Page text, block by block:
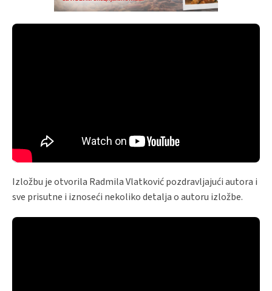
Izložbu je otvorila Radmila Vlatković pozdravljajući autora i
sve prisutne i iznoseći nekoliko detalja o autoru izložbe.